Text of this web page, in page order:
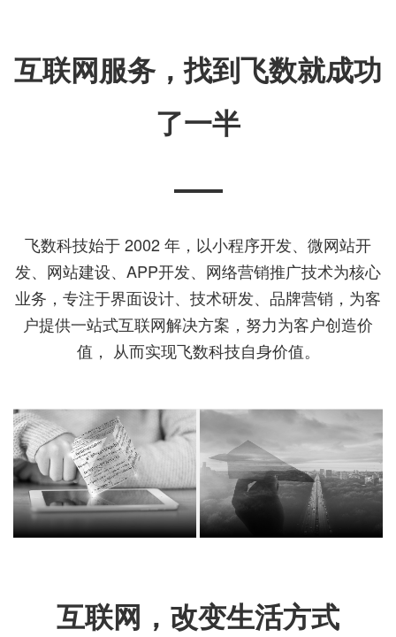
互联网服务，找到飞数就成功
了一半
飞数科技始于 2002 年，以小程序开发、微网站开
发、网站建设、APP开发、网络营销推广技术为核心
业务，专注于界面设计、技术研发、品牌营销，为客
户提供一站式互联网解决方案，努力为客户创造价
值， 从而实现飞数科技自身价值。
互联网，改变生活方式